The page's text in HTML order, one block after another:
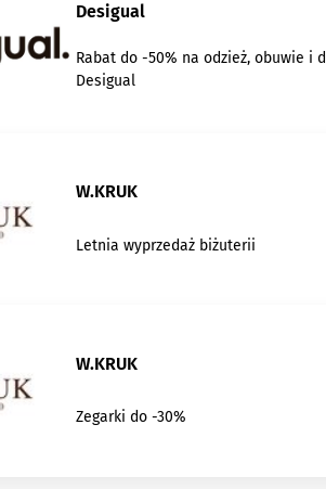
Desigual
Rabat do -50% na odzież, obuwie i
Desigual
W.KRUK
Letnia wyprzedaż biżuterii
W.KRUK
Zegarki do -30%